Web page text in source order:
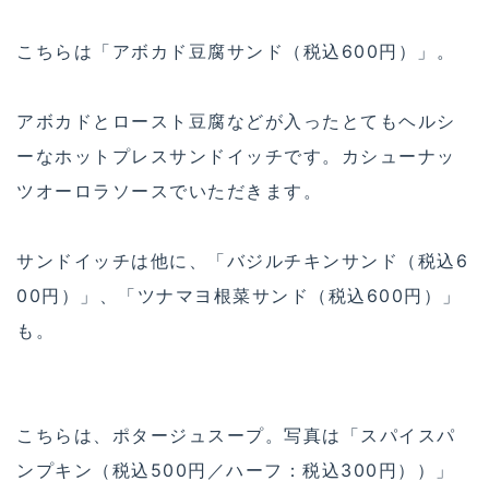
こちらは「アボカド豆腐サンド（税込600円）」。
アボカドとロースト豆腐などが入ったとてもヘルシ
ーなホットプレスサンドイッチです。カシューナッ
ツオーロラソースでいただきます。
サンドイッチは他に、「バジルチキンサンド（税込6
00円）」、「ツナマヨ根菜サンド（税込600円）」
も。
こちらは、ポタージュスープ。写真は「スパイスパ
ンプキン（税込500円／ハーフ：税込300円））」